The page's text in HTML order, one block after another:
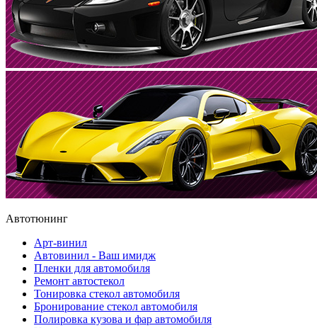
Автотюнинг
Арт-винил
Автовинил - Ваш имидж
Пленки для автомобиля
Ремонт автостекол
Тонировка стекол автомобиля
Бронирование стекол автомобиля
Полировка кузова и фар автомобиля